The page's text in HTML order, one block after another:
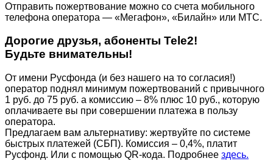
Отправить пожертвование можно со счета мобильного
телефона оператора — «Мегафон», «Билайн» или МТС.
Дорогие друзья, абоненты Tele2!
Будьте внимательны!
От имени Русфонда (и без нашего на то согласия!)
оператор поднял минимум пожертвований с привычного
1 руб. до 75 руб. а комиссию – 8% плюс 10 руб., которую
оплачиваете вы при совершении платежа в пользу
оператора.
Предлагаем вам альтернативу: жертвуйте по cистеме
быстрых платежей (СБП). Комиссия – 0,4%, платит
Русфонд. Или с помощью QR-кода. Подробнее здесь.